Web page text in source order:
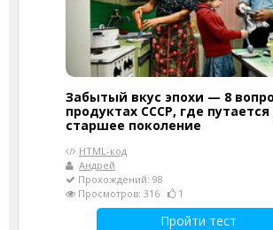
Забытый вкус эпохи — 8
продуктах СССР, где
старшее поколение
HTML-код
Андрей
Прохождений: 98
Просмотров: 316
1
Пройти тест